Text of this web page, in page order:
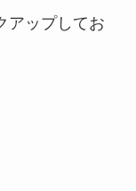
アップしてお